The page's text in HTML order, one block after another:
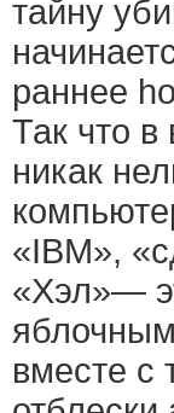
тайну
раннее
Так что в
никак
«IBM»,
«Хэл»—
вместе с